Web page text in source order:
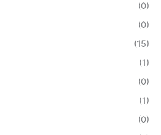
(0)
(0)
(15)
(1)
(0)
(1)
(0)